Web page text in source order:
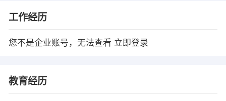
工作经历
您不是企业账号，无法查看 立即登录
教育经历